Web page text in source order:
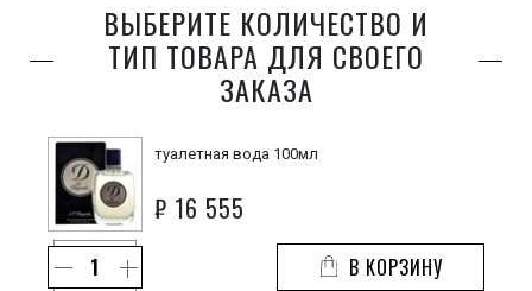
ВЫБЕРИТЕ КОЛИЧЕСТВО И
ТИП ТОВАРА ДЛЯ СВОЕГО
ЗАКАЗА
туалетная вода 100мл
₽ 16 555
В КОРЗИНУ